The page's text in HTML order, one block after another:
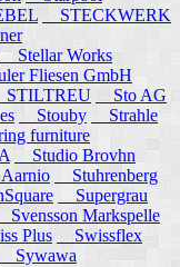
STECKWERK
Stellar Works
Fliesen GmbH
Sto AG
Stouby
Strahle
furniture
Studio Brovhn
Stuhrenberg
Supergrau
Svensson Markspelle
Plus
Swissflex
Sywawa